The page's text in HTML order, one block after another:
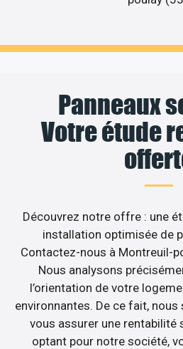
Panneaux
Votre étude
Découvrez notre offre : une
installation optimisée de
Contactez-nous à Montreuil-
Nous analysons
l’orientation de votre
environnantes. De ce fait,
vous assurer une rentabilité
optant pour notre société,